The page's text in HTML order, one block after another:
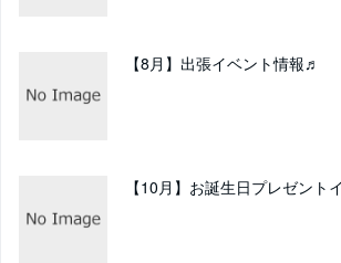
【8月】出張イベント情報♬
【10月】お誕生日プレゼント